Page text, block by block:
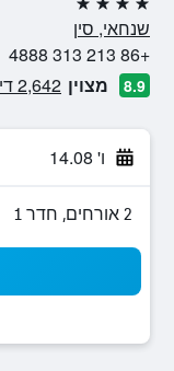
4 כוכבים
שנחאי, סין
+86 213 313 4888
8.9 מצוין 2,642 דירוגים מאומתים
ו' 14.08
2 אורחים, חדר 1